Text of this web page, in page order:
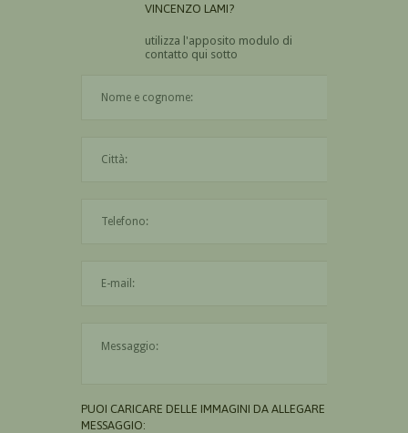
VINCENZO LAMI?
utilizza l'apposito modulo di
contatto qui sotto
PUOI CARICARE DELLE IMMAGINI DA ALLEGARE AL
MESSAGGIO: